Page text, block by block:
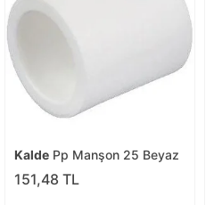
Kalde Pp Manşon 25 Beyaz
151,48 TL